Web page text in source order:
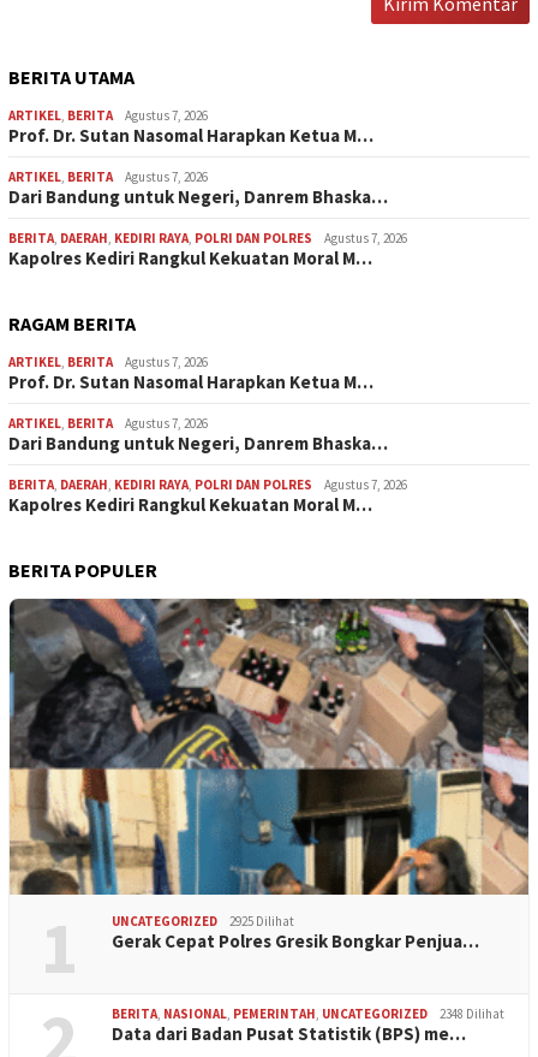
BERITA UTAMA
ARTIKEL, BERITA Agustus 7, 2026
Prof. Dr. Sutan Nasomal Harapkan Ketua M…
ARTIKEL, BERITA Agustus 7, 2026
Dari Bandung untuk Negeri, Danrem Bhaska…
BERITA, DAERAH, KEDIRI RAYA, POLRI DAN POLRES Agustus 7, 2026
Kapolres Kediri Rangkul Kekuatan Moral M…
RAGAM BERITA
ARTIKEL, BERITA Agustus 7, 2026
Prof. Dr. Sutan Nasomal Harapkan Ketua M…
ARTIKEL, BERITA Agustus 7, 2026
Dari Bandung untuk Negeri, Danrem Bhaska…
BERITA, DAERAH, KEDIRI RAYA, POLRI DAN POLRES Agustus 7, 2026
Kapolres Kediri Rangkul Kekuatan Moral M…
BERITA POPULER
1 UNCATEGORIZED 2925 Dilihat
Gerak Cepat Polres Gresik Bongkar Penjua…
BERITA, NASIONAL, PEMERINTAH, UNCATEGORIZED 2348 Dilihat
Data dari Badan Pusat Statistik (BPS) me…